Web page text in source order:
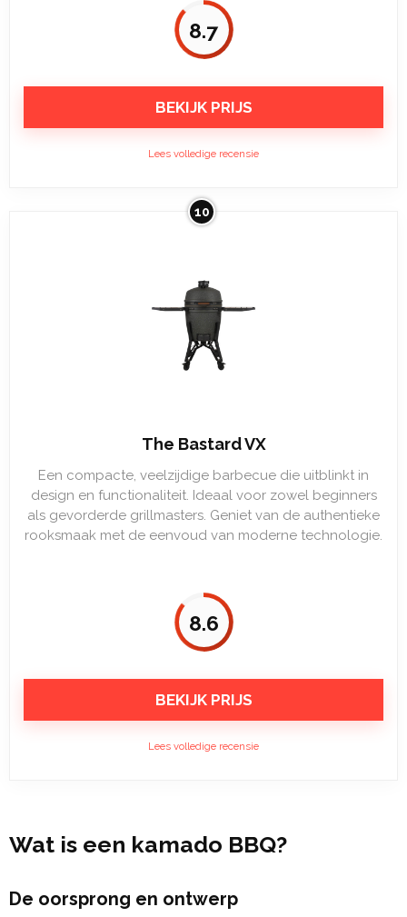
8.7
BEKIJK PRIJS
Lees volledige recensie
10
The Bastard VX
Een compacte, veelzijdige barbecue die uitblinkt in
design en functionaliteit. Ideaal voor zowel beginners
als gevorderde grillmasters. Geniet van de authentieke
rooksmaak met de eenvoud van moderne technologie.
8.6
BEKIJK PRIJS
Lees volledige recensie
Wat is een kamado BBQ?
De oorsprong en ontwerp